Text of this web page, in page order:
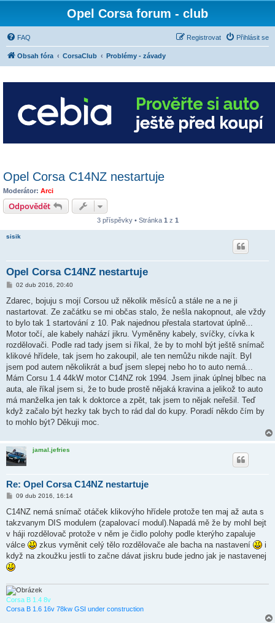
Opel Corsa forum - club
FAQ Přihlásit se
Registrovat
Obsah fóra CorsaClub Problémy - závady
Opel Corsa C14NZ nestartuje
Moderátor: Arci
Odpovědět
3 příspěvky • Stránka 1 z 1
sisik
Opel Corsa C14NZ nestartuje
P
í
p
ě
e
k
02 dub 2016, 20:40
Zdarec, bojuju s mojí Corsou už několik měsíců a stále ne a ne ji
nastartovat. Ze začátku se mi občas stalo, že nešla nakopnout, ale vždy
to bylo tak 1 startování z 10. Pak najednou přestala startovat úplně...
Motor točí, ale kabely nahází jikru. Vyměněny kabely, svíčky, cívka k
rozdělovači. Podle rad tady jsem si říkal, že by to mohl být ještě snímač
klikové hřídele, tak jsem ho zakoupil, ale ten nemůžu nikde najít. Byl
jsem pod autem několikrát a buď jsem slepej nebo ho to auto nemá...
Mám Corsu 1.4 44kW motor C14NZ rok 1994. Jsem jinak úplnej blbec na
auta, ale říkal jsem si, že to bude prostě nějaká kravina a jelikož to auto
má manželka jen tak k doktorce a zpět, tak jsem to nějak neřešil. Teď
když začalo být hezky tak bych to rád dal do kupy. Poradí někdo čím by
to mohlo být? Děkuji moc.
jamal.jefries
Re: Opel Corsa C14NZ nestartuje
P
í
p
ě
e
k
09 dub 2016, 16:14
C14NZ nemá snímač otáček klikovýho hřídele protože ten maj až auta s
takzvanym DIS modulem (zapalovací modul).Napadá mě že by mohl bejt
v háji rozdělovač protože v něm je čidlo polohy podle kterýho zapaluje
válce
zkus vyměnit celý tělo rozdělovače ale bacha na nastavení
i
když na zkoužku jestli to začne dávat jiskru bude jedno jak je nastavenej
Corsa B 1.4 8v
Corsa B 1.6 16v 78kw GSI under construction